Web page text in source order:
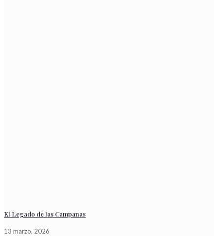
El Legado de las Campanas
13 marzo, 2026